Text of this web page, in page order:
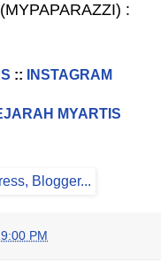
:
::
INSTAGRAM
MYARTIS
PM